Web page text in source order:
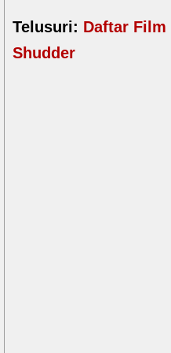
Telusuri: Daftar
Shudder